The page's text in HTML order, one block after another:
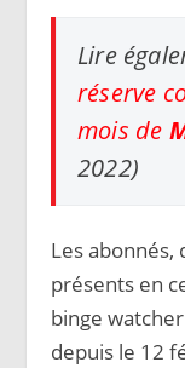
Lire
réserve
mois de
2022)
Les abonnés,
présents en
binge
depuis le 12